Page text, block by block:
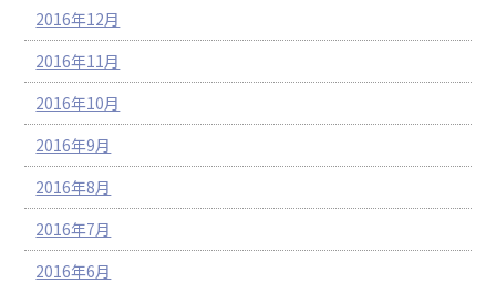
2016年12月
2016年11月
2016年10月
2016年9月
2016年8月
2016年7月
2016年6月